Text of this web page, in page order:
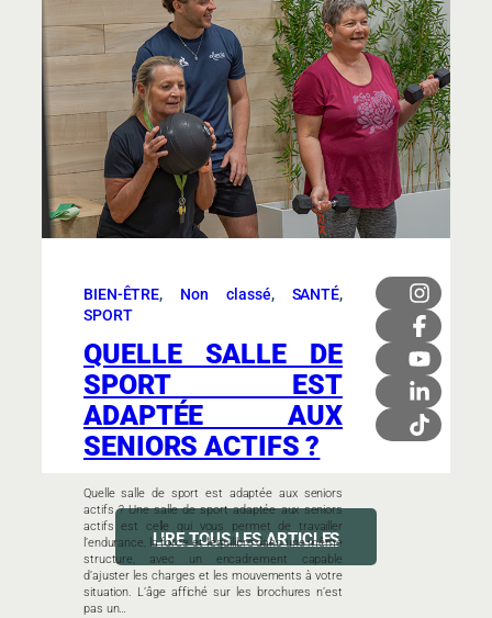
BIEN-ÊTRE, Non classé, SANTÉ
SPORT
QUELLE SALLE DE
SPORT EST
ADAPTÉE AUX
SENIORS ACTIFS ?
Quelle salle de sport est adaptée aux seniors
actifs ? Une salle de sport adaptée aux seniors
actifs est celle qui vous permet de travailler
l’endurance, la force et l’équilibre dans une même
structure, avec un encadrement capable
d’ajuster les charges et les mouvements à votre
situation. L’âge affiché sur les brochures n’est
pas un…
LIRE TOUS LES ARTICLES